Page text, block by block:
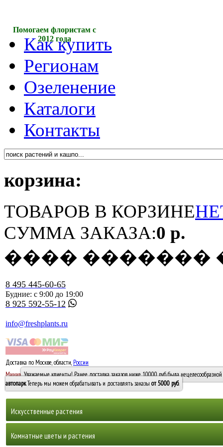
Помогаем флористам с
2012 года
Как купить
Регионам
Озеленение
Каталоги
Контакты
корзина:
ТОВАРОВ В КОРЗИНЕ
СУММА ЗАКАЗА:0 р.
���� �������
8 495 445-60-65
Будние: с 9:00 до 19:00
8 925 592-55-12
info@freshplants.ru
Доставка по Москве, области, России
Минимальный заказ -10 0005000 руб.
Уважаемые клиенты! Ранее доставка заказов ниже 10000 руб. была
автопарк. Теперь мы можем обрабатывать и доставлять заказы от 5000 руб.
Искусственные растения
Горшечные растения, кусты и мох
Комнатные цветы и растения